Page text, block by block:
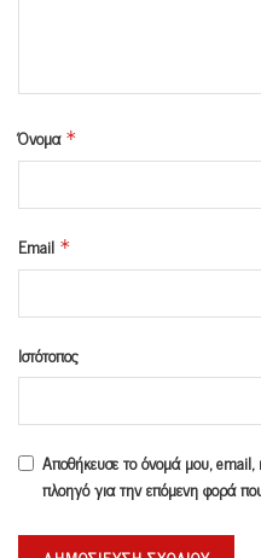
Όνομα *
Email *
Ιστότοπος
Αποθήκευσε το όνομά μου, email,
πλοηγό για την επόμενη φορά